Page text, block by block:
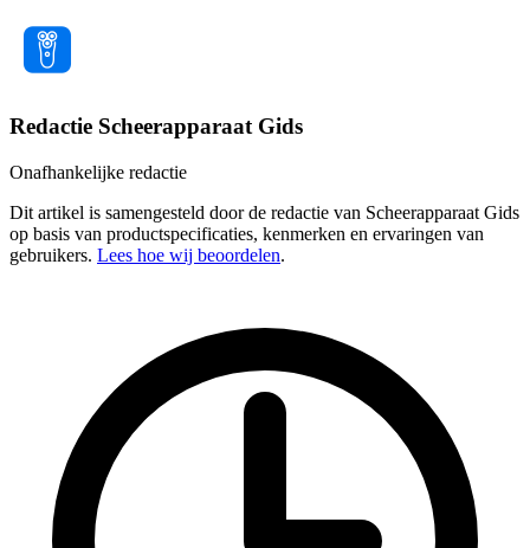
Redactie Scheerapparaat Gids
Onafhankelijke redactie
Dit artikel is samengesteld door de redactie van Scheerapparaat Gids
op basis van productspecificaties, kenmerken en ervaringen van
gebruikers. Lees hoe wij beoordelen.